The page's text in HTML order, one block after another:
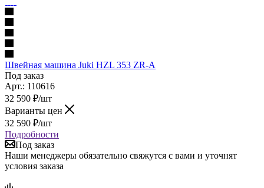
Швейная машина Juki HZL 353 ZR-A
Под заказ
Арт.: 110616
32 590 ₽/шт
Варианты цен
32 590 ₽/шт
Подробности
Под заказ
Наши менеджеры обязательно свяжутся с вами и уточнят
условия заказа